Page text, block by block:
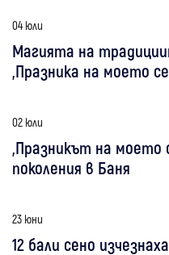
04 юли
Магията на
„Празника на моето
02 юли
„Празникът на моето
поколения в Баня
23 юни
12 бали сено